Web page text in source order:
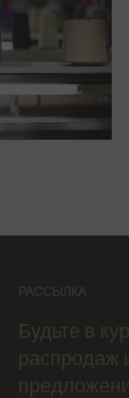
РАССЫЛКА
Будьте в
распродаж